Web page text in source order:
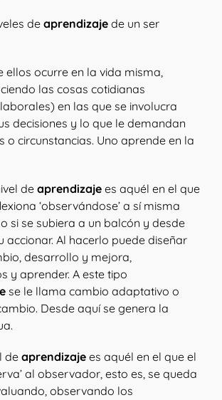
deaprendizaje de un ser
ellos ocurre en la vida misma,
las cosas cotidianas
en las que se involucra
decisiones y lo que le demandan
o circunstancias. Uno aprende en la
de aprendizaje es aquél en el que
‘observándose’ a sí misma
si se subiera a un balcón y desde
accionar. Al hacerlo puede diseñar
desarrollo y mejora,
y aprender. A este tipo
se le llama cambio adaptativo o
Desde aquí se genera la
de aprendizaje es aquél en el que el
al observador, esto es, se queda
observando los